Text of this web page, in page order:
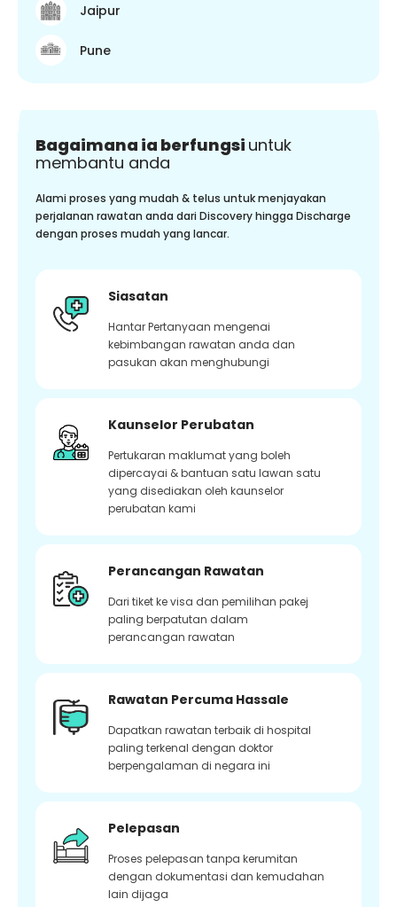
Jaipur
Pune
Bagaimana ia berfungsi untuk
membantu anda
Alami proses yang mudah & telus untuk menjayakan
perjalanan rawatan anda dari Discovery hingga Discharge
dengan proses mudah yang lancar.
Siasatan
Hantar Pertanyaan mengenai
kebimbangan rawatan anda dan
pasukan akan menghubungi
Kaunselor Perubatan
Pertukaran maklumat yang boleh
dipercayai & bantuan satu lawan satu
yang disediakan oleh kaunselor
perubatan kami
Perancangan Rawatan
Dari tiket ke visa dan pemilihan pakej
paling berpatutan dalam
perancangan rawatan
Rawatan Percuma Hassale
Dapatkan rawatan terbaik di hospital
paling terkenal dengan doktor
berpengalaman di negara ini
Pelepasan
Proses pelepasan tanpa kerumitan
dengan dokumentasi dan kemudahan
lain dijaga